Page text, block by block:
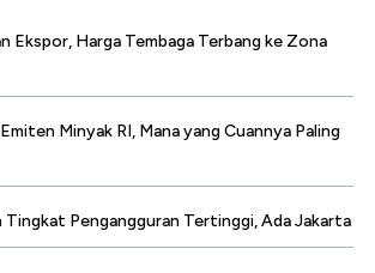
Ekspor, Harga Tembaga Terbang ke Zona
Minyak RI, Mana yang Cuannya Paling
Tingkat Pengangguran Tertinggi, Ada Jakarta